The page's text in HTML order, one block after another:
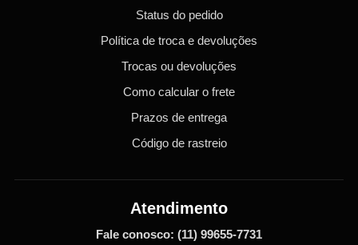
Status do pedido
Política de troca e devoluções
Trocas ou devoluções
Como calcular o frete
Prazos de entrega
Código de rastreio
Atendimento
Fale conosco: (11) 99655-7731